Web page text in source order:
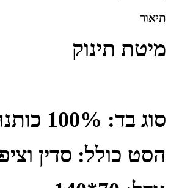
תיאור
מיטת תינוק
סוג בד: 100% כותנה
הסט כולל: סדין